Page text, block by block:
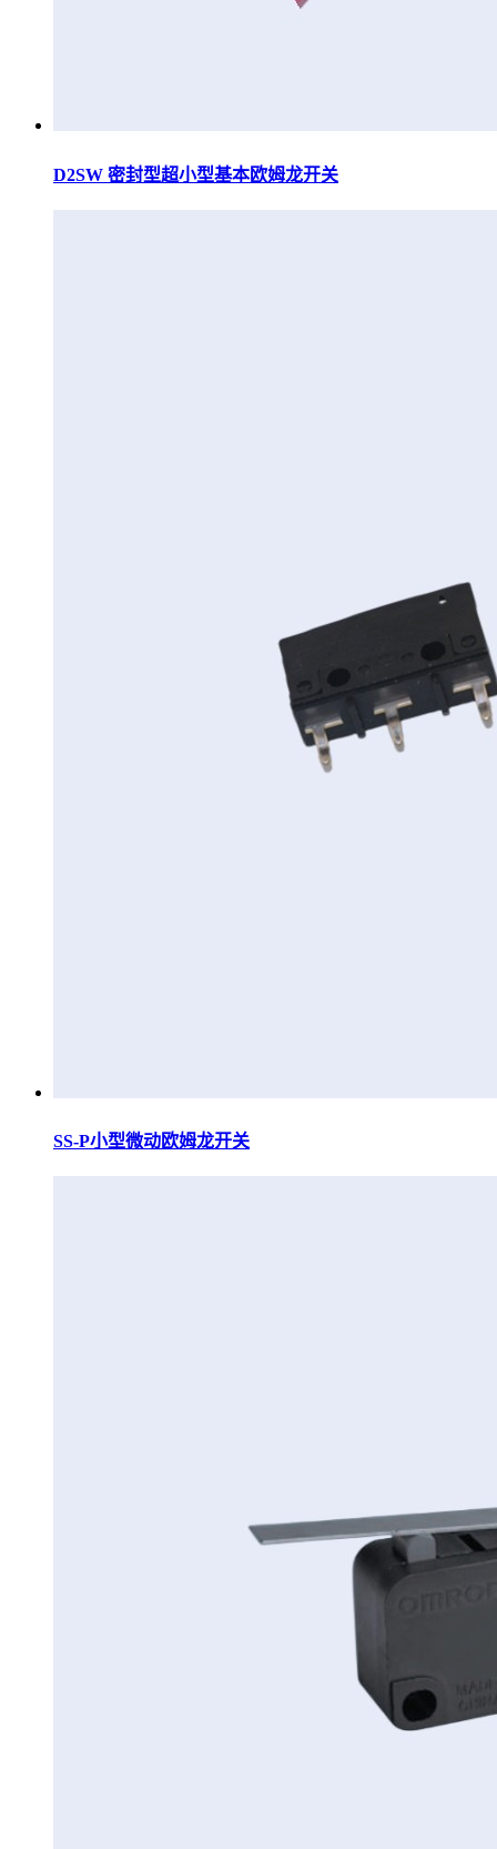
D2SW 密封型超小型基本欧姆龙开关
SS-P小型微动欧姆龙开关